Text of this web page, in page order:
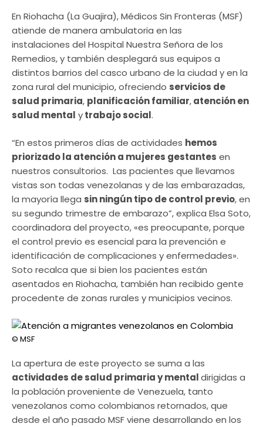
En Riohacha (La Guajira), Médicos Sin Fronteras (MSF)
atiende de manera ambulatoria en las
instalaciones del Hospital Nuestra Señora de los
Remedios, y también desplegará sus equipos a
distintos barrios del casco urbano de la ciudad y en la
zona rural del municipio, ofreciendo servicios de
salud primaria, planificación familiar,atención en
salud mental ytrabajo social.
“En estos primeros días de actividades hemos
priorizado la atención a mujeres gestantes en
nuestros consultorios. Las pacientes que llevamos
vistas son todas venezolanas y de las embarazadas,
la mayoría llega sin ningún tipo de control previo, en
su segundo trimestre de embarazo”, explica Elsa Soto,
coordinadora del proyecto, «es preocupante, porque
el control previo es esencial para la prevención e
identificación de complicaciones y enfermedades».
Soto recalca que si bien los pacientes están
asentados en Riohacha, también han recibido gente
procedente de zonas rurales y municipios vecinos.
© MSF
La apertura de este proyecto se suma a las
actividades de salud primaria y mentaldirigidas a
la población proveniente de Venezuela, tanto
venezolanos como colombianos retornados, que
desde el año pasado MSF viene desarrollando en los